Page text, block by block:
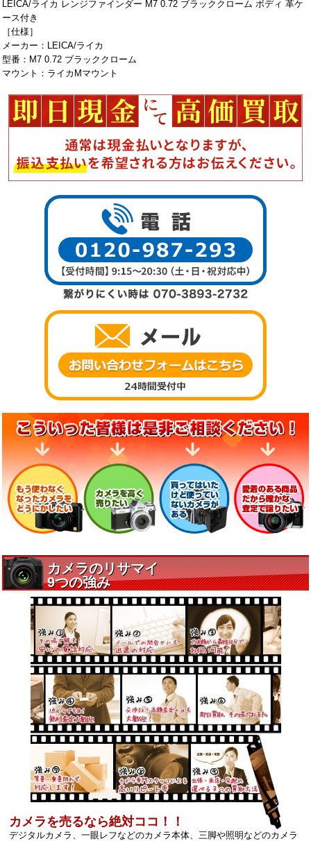
LEICA/ライカ レンジファインダー M7 0.72 ブラッククローム ボディ 革ケ
ース付き
［仕様］
メーカー：LEICA/ライカ
型番：M7 0.72 ブラッククローム
マウント：ライカMマウント
カメラを売るなら絶対ココ！！
デジタルカメラ、一眼レフなどのカメラ本体、三脚や照明などのカメラ